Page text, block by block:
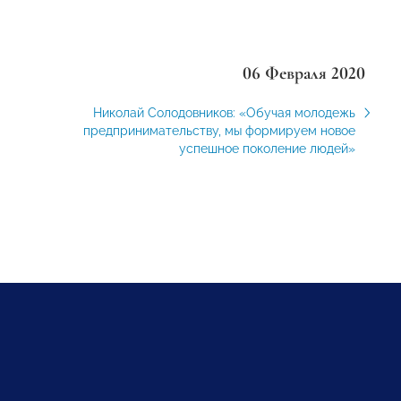
06 Февраля 2020
Николай Солодовников: «Обучая молодежь
предпринимательству, мы формируем новое
успешное поколение людей»